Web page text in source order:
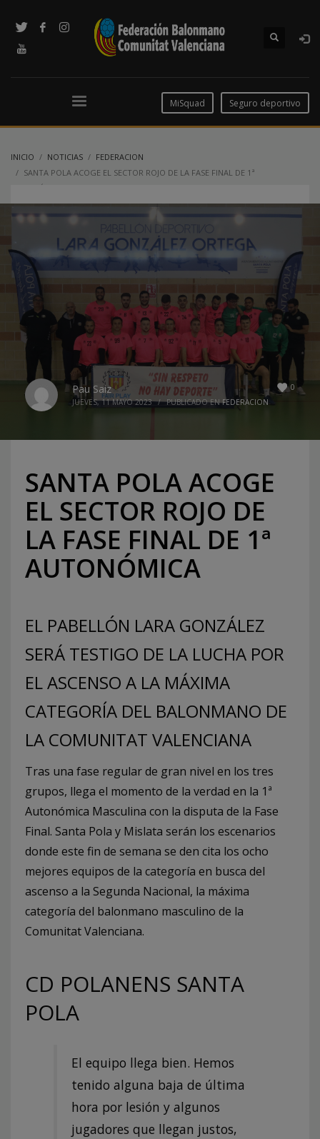
MiSquad Seguro deportivo
INICIO NOTICIAS
FEDERACION
SANTA POLA ACOGE EL SECTOR ROJO DE LA FASE FINAL DE 1ª
AUTONÓMICA
0
Pau Saiz
JUEVES, 11 MAYO 2023 / PUBLICADO ENFEDERACION
SANTA POLA ACOGE
EL SECTOR ROJO DE
LA FASE FINAL DE 1ª
AUTONÓMICA
EL PABELLÓN LARA GONZÁLEZ
SERÁ TESTIGO DE LA LUCHA POR
EL ASCENSO A LA MÁXIMA
CATEGORÍA DEL BALONMANO DE
LA COMUNITAT VALENCIANA
Tras una fase regular de gran nivel en los tres
grupos, llega el momento de la verdad en la 1ª
Autonómica Masculina con la disputa de la Fase
Final. Santa Pola y Mislata serán los escenarios
donde este fin de semana se den cita los ocho
mejores equipos de la categoría en busca del
ascenso a la Segunda Nacional, la máxima
categoría del balonmano masculino de la
Comunitat Valenciana.
CD POLANENS SANTA
POLA
El equipo llega bien. Hemos
tenido alguna baja de última
hora por lesión y algunos
jugadores que llegan justos,